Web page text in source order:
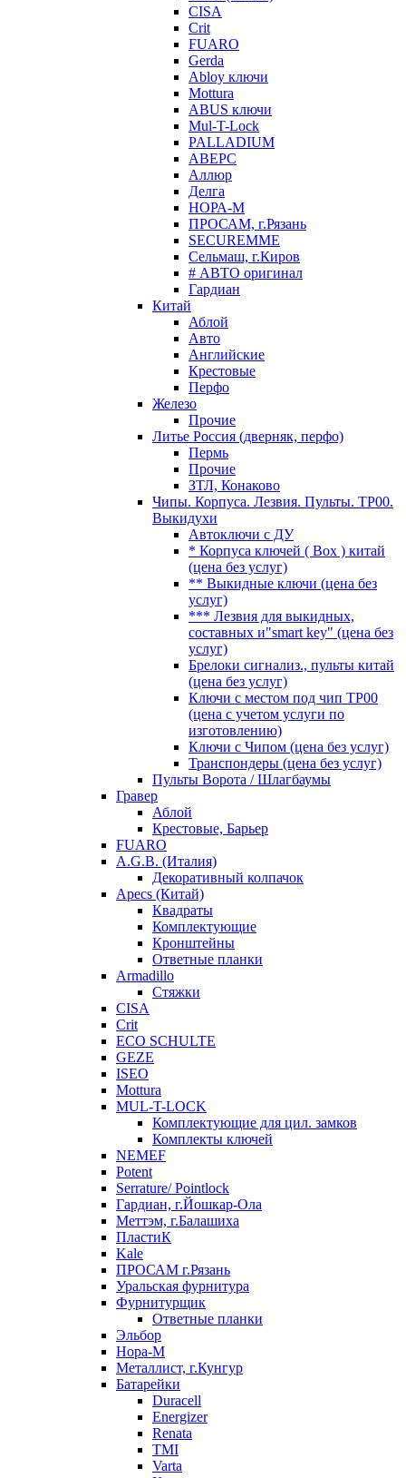
CISA
Crit
FUARO
Gerda
Abloy ключи
Mottura
ABUS ключи
Mul-T-Lock
PALLADIUM
АВЕРС
Аллюр
Делга
НОРА-М
ПРОСАМ, г.Рязань
SECUREMME
Сельмаш, г.Киров
# АВТО оригинал
Гардиан
Китай
Аблой
Авто
Английские
Крестовые
Перфо
Железо
Прочие
Литье Россия (дверняк, перфо)
Пермь
Прочие
ЗТЛ, Конаково
Чипы. Корпуса. Лезвия. Пульты. TP00.
Выкидухи
Автоключи с ДУ
* Корпуса ключей ( Box ) китай
(цена без услуг)
** Выкидные ключи (цена без
услуг)
*** Лезвия для выкидных,
составных и"smart key" (цена без
услуг)
Брелоки сигнализ., пульты китай
(цена без услуг)
Ключи с местом под чип TP00
(цена с учетом услуги по
изготовлению)
Ключи с Чипом (цена без услуг)
Транспондеры (цена без услуг)
Пульты Ворота / Шлагбаумы
Гравер
Аблой
Крестовые, Барьер
FUARO
A.G.B. (Италия)
Декоративный колпачок
Apecs (Китай)
Квадраты
Комплектующие
Кронштейны
Ответные планки
Armadillo
Стяжки
CISA
Crit
ECO SCHULTE
GEZE
ISEO
Mottura
MUL-T-LOCK
Комплектующие для цил. замков
Комплекты ключей
NEMEF
Potent
Serrature/ Pointlock
Гардиан, г.Йошкар-Ола
Меттэм, г.Балашиха
ПластиК
Kale
ПРОСАМ г.Рязань
Уральская фурнитура
Фурнитурщик
Ответные планки
Эльбор
Нора-М
Металлист, г.Кунгур
Батарейки
Duracell
Energizer
Renata
TMI
Varta